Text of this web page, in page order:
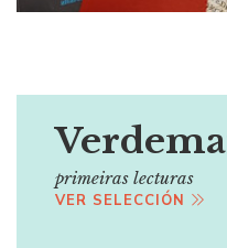
primeiras lecturas
VER SELECCIÓN